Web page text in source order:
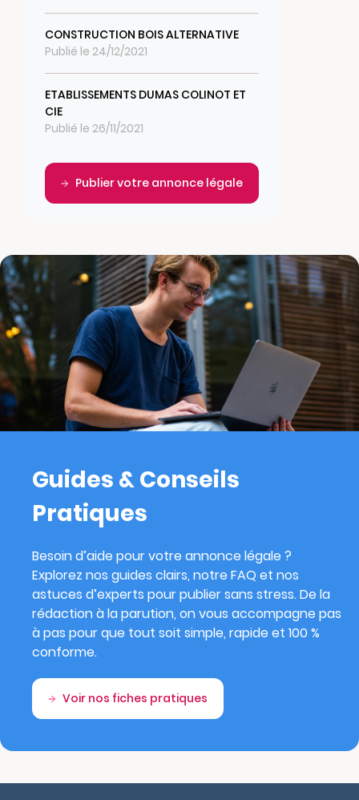
CONSTRUCTION BOIS ALTERNATIVE
Publié le 24/12/2021
ETABLISSEMENTS DUMAS COLINOT ET
CIE
Publié le 26/11/2021
Publier votre annonce légale
Guides & Conseils
Pratiques
Besoin d’aide pour votre annonce légale ?
Explorez nos guides clairs, notre FAQ et nos
astuces d’experts pour publier sans stress. De la
rédaction à la parution, on vous accompagne pas
à pas pour que tout soit simple, rapide et 100 %
conforme.
Voir nos fiches pratiques